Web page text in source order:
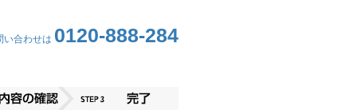
い合わせは 0120-888-284